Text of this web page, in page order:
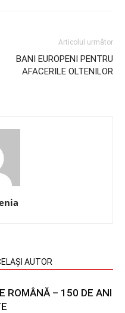
Articolul următor
BANI EUROPENI PENTRU
AFACERILE OLTENILOR
AUTOR
ROMÂNĂ – 150 DE ANI